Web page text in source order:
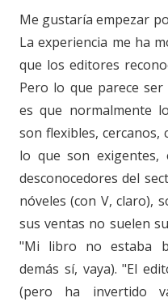
Me gustaría empezar
La experiencia me ha
que los editores
Pero lo que parece
es que normalmente
son flexibles, cercanos,
lo que son exigentes,
desconocedores del
nóveles (con V, claro),
sus ventas no suelen
"Mi libro no estaba
demás sí, vaya). "El
(pero ha invertido